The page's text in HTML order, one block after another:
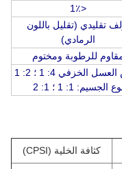
<1٪
تقليدي (تقليل باللون
الرمادي)
للرطوبة ومختوم
الخزفي 4: 1 ؛ 2: 1
الجسيم: 1: 1 ؛ 1: 2
كثافة الخلية (CPSI)